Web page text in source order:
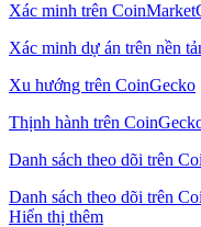
Xác minh trên
Xác minh dự án trên nền
Xu hướng trên CoinGecko
Thịnh hành trên
Danh sách theo dõi trên
Danh sách theo dõi trên
Hiển thị thêm